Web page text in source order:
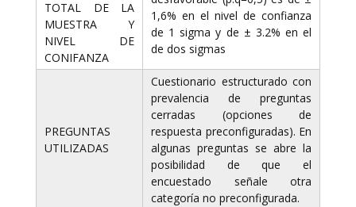
TOTAL DE LA
MUESTRA Y
NIVEL DE
CONIFANZA
1,6% en el nivel de confianza
de 1 sigma y de ± 3.2% en el
de dos sigmas
PREGUNTAS
UTILIZADAS
Cuestionario estructurado con
prevalencia de preguntas
cerradas (opciones de
respuesta preconfiguradas). En
algunas preguntas se abre la
posibilidad de que el
encuestado señale otra
categoría no preconfigurada.